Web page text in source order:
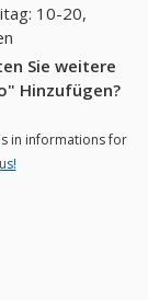
10-20,
Sie weitere
Hinzufügen?
in informations for